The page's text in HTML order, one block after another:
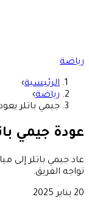
رياضة
الرئيسية›
رياضة›
جيمي باتلر
عودة جيمي
عاد جيمي باتلر إلى
تواجه الفريق.
20 يناير 2025